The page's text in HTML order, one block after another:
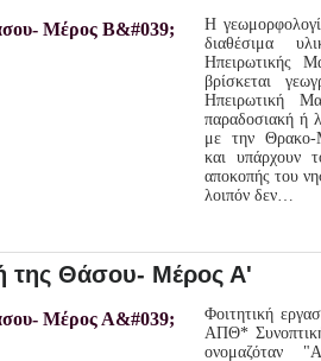
Η
διαθέσιμα
Ηπειρωτικής
βρίσκεται
Ηπειρωτική
παραδοσιακή ή
με την Θρακο-
και υπάρχουν
αποκοπής του
λοιπόν δεν…
της Θάσου- Μέρος Α'
Φοιτητική
ΑΠΘ*
ονομαζόταν